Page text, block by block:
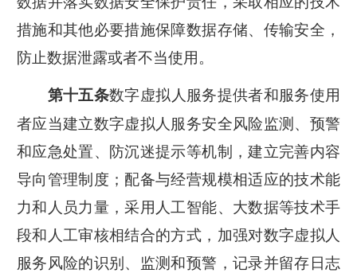
措施和其他必要措施保障数据存储、传输安全，
防止数据泄露或者不当使用。
第十五条数字虚拟人服务提供者和服务使用
者应当建立数字虚拟人服务安全风险监测、预警
和应急处置、防沉迷提示等机制，建立完善内容
导向管理制度；配备与经营规模相适应的技术能
力和人员力量，采用人工智能、大数据等技术手
段和人工审核相结合的方式，加强对数字虚拟人
服务风险的识别、监测和预警，记录并留存日志